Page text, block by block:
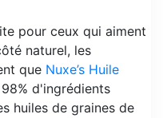
pour ceux qui aiment
naturel, les
que Nuxe’s Huile
d'ingrédients
huiles de graines de